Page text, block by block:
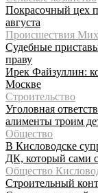
Покрасочный цех
августа
Происшествия
Судебные
праву
Ирек Файзуллин:
Москве
Строительство
Уголовная
алименты троим
Общество
В Кисловодске
ДК, который сами
Общество
Строительный